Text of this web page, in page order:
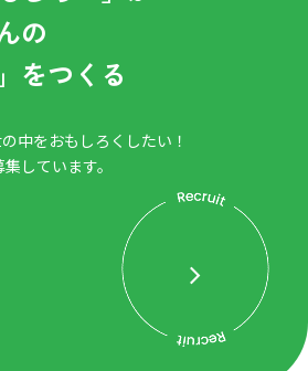
の
をつくる
中をおもしろくしたい！
しています。